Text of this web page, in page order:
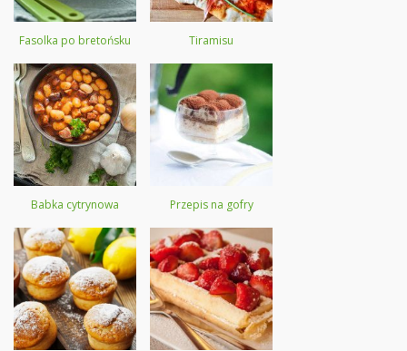
Fasolka po bretońsku Tiramisu
Babka cytrynowa Przepis na gofry